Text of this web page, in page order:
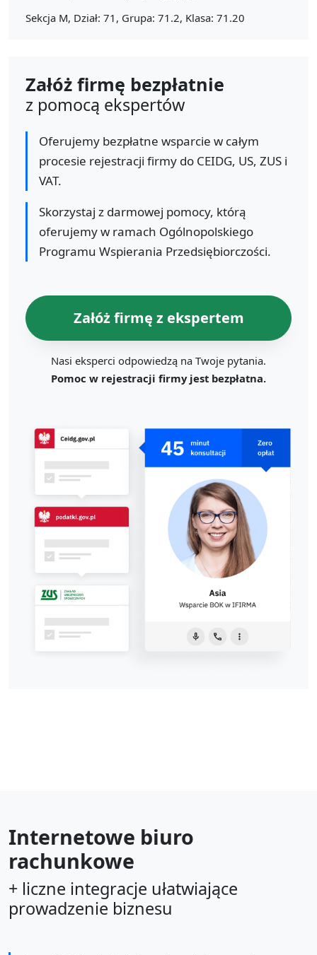
Sekcja M, Dział: 71, Grupa: 71.2, Klasa: 71.20
Załóż firmę bezpłatnie
z pomocą ekspertów
Oferujemy bezpłatne wsparcie w całym
procesie rejestracji firmy do CEIDG, US, ZUS i
VAT.
Skorzystaj z darmowej pomocy, którą
oferujemy w ramach Ogólnopolskiego
Programu Wspierania Przedsiębiorczości.
Załóż firmę z ekspertem
Nasi eksperci odpowiedzą na Twoje pytania.
Pomoc w rejestracji firmy jest bezpłatna.
Internetowe biuro
rachunkowe
+ liczne integracje ułatwiające
prowadzenie biznesu